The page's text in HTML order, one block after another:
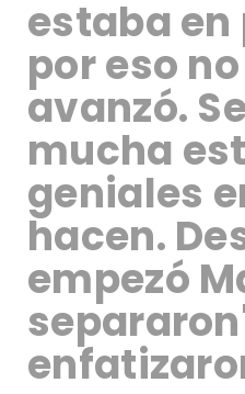
estaba
por eso
avanzó.
mucha
geniales
hacen.
empezó